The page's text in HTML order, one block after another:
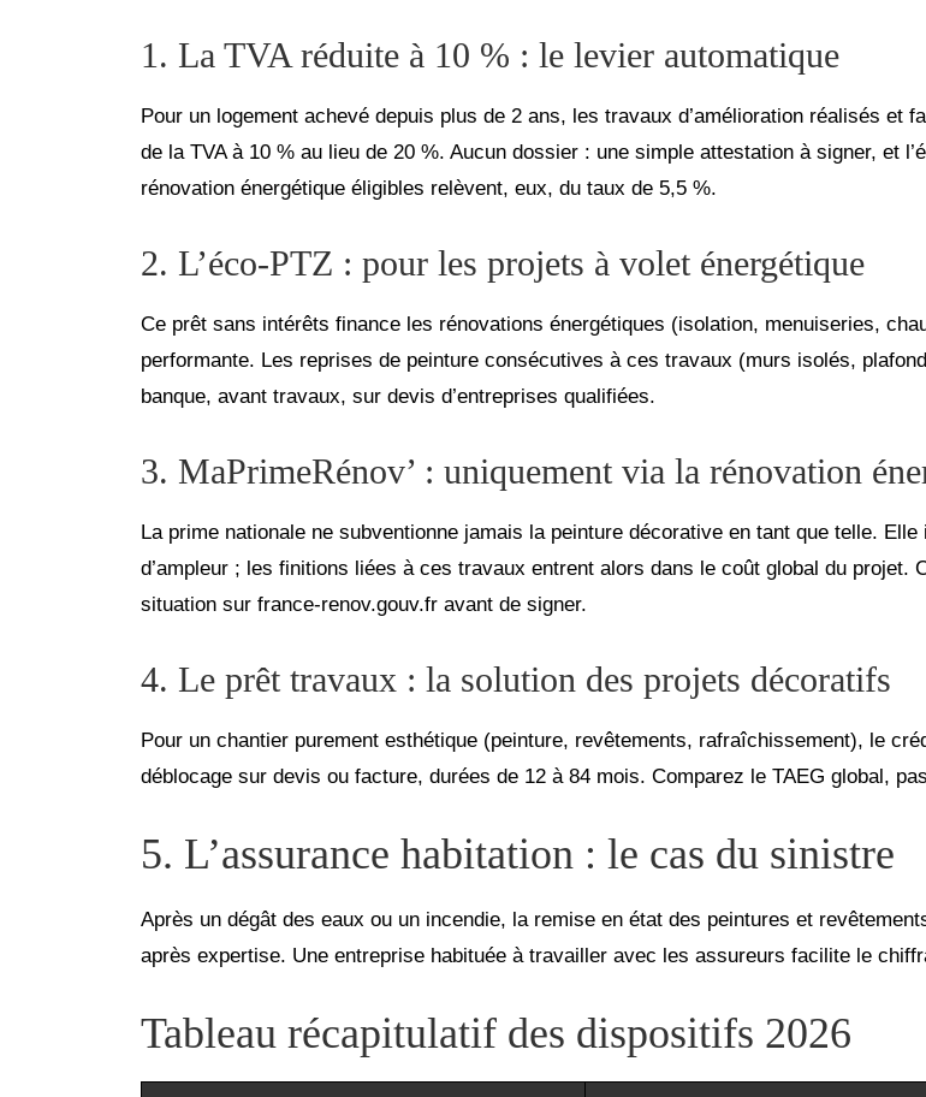
1. La TVA réduite à 10 % : le levier automatique
Pour un logement achevé depuis plus de 2 ans, les travaux d’amélioration réalisés
de la TVA à 10 % au lieu de 20 %. Aucun dossier : une simple attestation à signer, et
rénovation énergétique éligibles relèvent, eux, du taux de 5,5 %.
2. L’éco-PTZ : pour les projets à volet énergétique
Ce prêt sans intérêts finance les rénovations énergétiques (isolation, menuiseries,
performante. Les reprises de peinture consécutives à ces travaux (murs isolés,
banque, avant travaux, sur devis d’entreprises qualifiées.
3. MaPrimeRénov’ : uniquement via la rénovation
La prime nationale ne subventionne jamais la peinture décorative en tant que telle.
d’ampleur ; les finitions liées à ces travaux entrent alors dans le coût global du
situation sur france-renov.gouv.fr avant de signer.
4. Le prêt travaux : la solution des projets décoratifs
Pour un chantier purement esthétique (peinture, revêtements, rafraîchissement), le
déblocage sur devis ou facture, durées de 12 à 84 mois. Comparez le TAEG global,
5. L’assurance habitation : le cas du sinistre
Après un dégât des eaux ou un incendie, la remise en état des peintures et
après expertise. Une entreprise habituée à travailler avec les assureurs facilite le
Tableau récapitulatif des dispositifs 2026